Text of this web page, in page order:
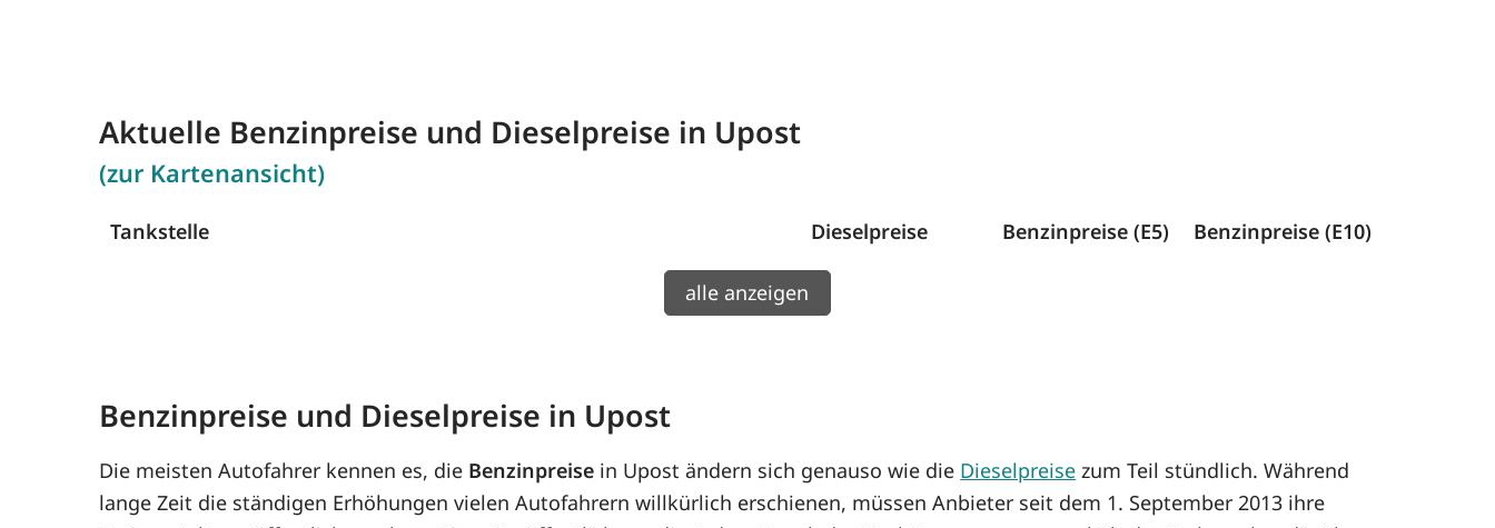
Aktuelle Benzinpreise und Dieselpreise in Upost
(zur Kartenansicht)
Tankstelle Dieselpreise Benzinpreise (E5) Benzinpreise (E10)
alle anzeigen
Benzinpreise und Dieselpreise in Upost
Die meisten Autofahrer kennen es, die Benzinpreise in Upost ändern sich genauso wie die Dieselpreise zum Teil stündlich. Während
lange Zeit die ständigen Erhöhungen vielen Autofahrern willkürlich erschienen, müssen Anbieter seit dem 1. September 2013 ihre